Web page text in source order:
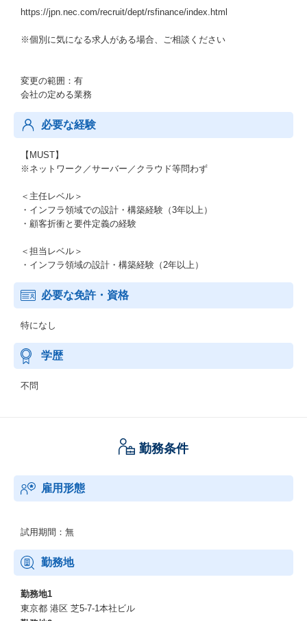
https://jpn.nec.com/recruit/dept/rsfinance/index.html
※個別に気になる求人がある場合、ご相談ください
変更の範囲：有
会社の定める業務
必要な経験
【MUST】
※ネットワーク／サーバー／クラウド等問わず
＜主任レベル＞
・インフラ領域での設計・構築経験（3年以上）
・顧客折衝と要件定義の経験
＜担当レベル＞
・インフラ領域の設計・構築経験（2年以上）
必要な免許・資格
特になし
学歴
不問
勤務条件
雇用形態
試用期間：無
勤務地
勤務地1
東京都 港区 芝5-7-1本社ビル